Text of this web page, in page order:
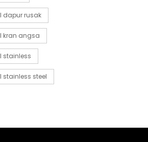
dapur rusak
kran angsa
stainless
stainless steel